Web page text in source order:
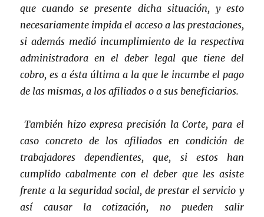
que cuando se presente dicha situación, y esto
necesariamente impida el acceso a las prestaciones,
si además medió incumplimiento de la respectiva
administradora en el deber legal que tiene del
cobro, es a ésta última a la que le incumbe el pago
de las mismas, a los afiliados o a sus beneficiarios.
También hizo expresa precisión la Corte, para el
caso concreto de los afiliados en condición de
trabajadores dependientes, que, si estos han
cumplido cabalmente con el deber que les asiste
frente a la seguridad social, de prestar el servicio y
así causar la cotización, no pueden salir